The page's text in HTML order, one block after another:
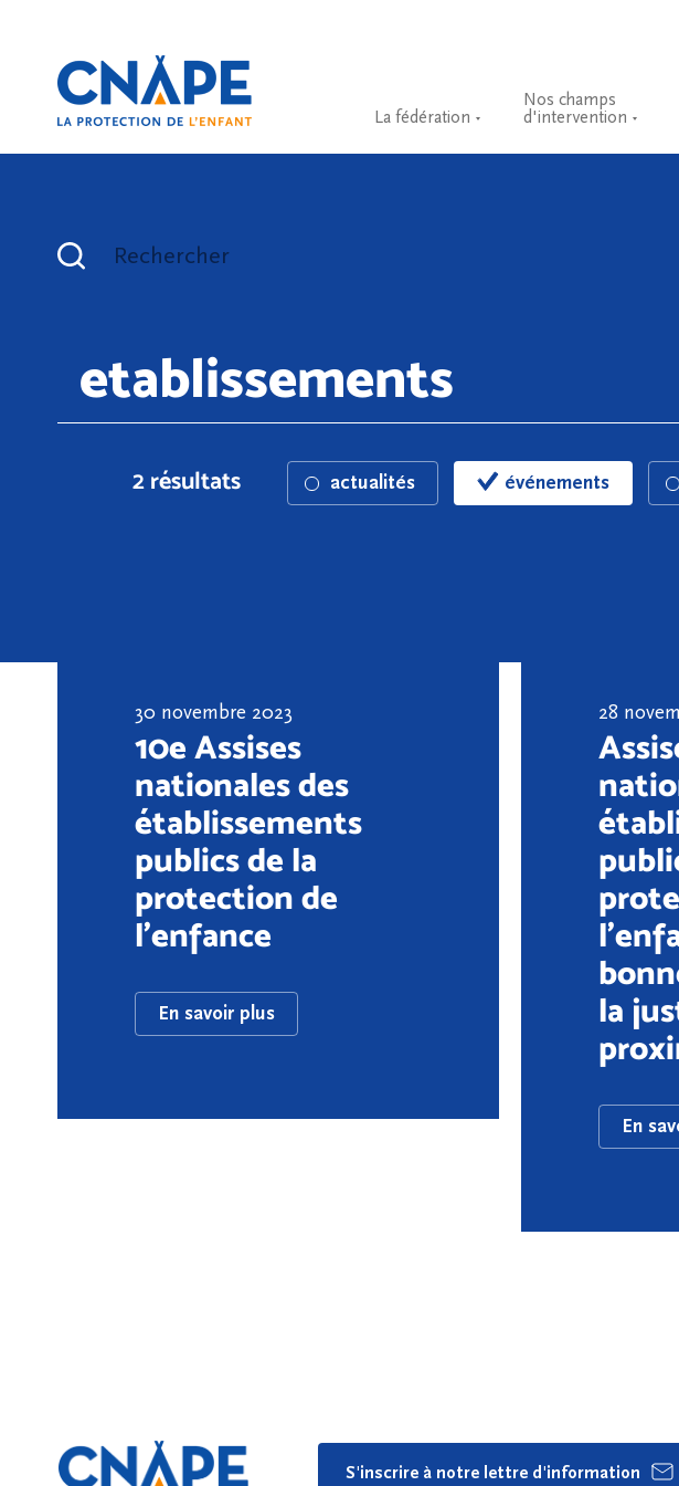
La fédération
Nos champs
d'intervention
Rechercher
2 résultats actualités événements
30 novembre 2023
10e Assises
nationales des
établissements
publics de la
protection de
l'enfance
En savoir plus
28
la
En
S'inscrire à notre lettre d'information